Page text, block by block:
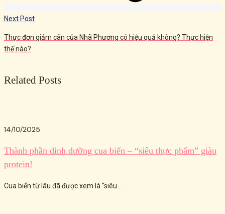
Next Post
Thực đơn giảm cân của Nhã Phương có hiệu quả không? Thực hiện
thế nào?
Related Posts
14/10/2025
Thành phần dinh dưỡng cua biển – “siêu thực phẩm” giàu
protein!
Cua biển từ lâu đã được xem là “siêu...